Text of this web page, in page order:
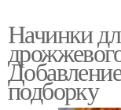
Начинка для
Начинки
подборку